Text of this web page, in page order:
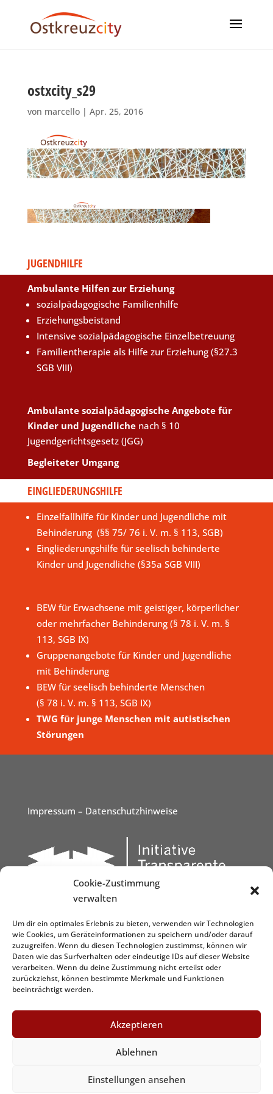
Cookie-Zustimmung
verwalten
Um dir ein optimales Erlebnis zu bieten, verwenden wir Technologien
wie Cookies, um Geräteinformationen zu speichern und/oder darauf
zuzugreifen. Wenn du diesen Technologien zustimmst, können wir
Daten wie das Surfverhalten oder eindeutige IDs auf dieser Website
verarbeiten. Wenn du deine Zustimmung nicht erteilst oder
zurückziehst, können bestimmte Merkmale und Funktionen
beeinträchtigt werden.
Akzeptieren
Ablehnen
Einstellungen ansehen
ostxcity_s29
von marcello| Apr. 25, 2016
JUGENDHILFE
Ambulante Hilfen zur Erziehung
sozialpädagogische Familienhilfe
Erziehungsbeistand
Intensive sozialpädagogische Einzelbetreuung
Familientherapie als Hilfe zur Erziehung (§27.3
SGB VIII)
Ambulante sozialpädagogische Angebote für
Kinder und Jugendliche nach § 10
Jugendgerichtsgesetz (JGG)
Begleiteter Umgang
EINGLIEDERUNGSHILFE
Einzelfallhilfe für Kinder und Jugendliche mit
Behinderung (§§ 75/ 76 i. V. m. § 113, SGB)
Eingliederungshilfe für seelisch behinderte
Kinder und Jugendliche (§35a SGB VIII)
BEW für Erwachsene mit geistiger, körperlicher
oder mehrfacher Behinderung (§ 78 i. V. m. §
113, SGB IX)
Gruppenangebote für Kinder und Jugendliche
mit Behinderung
BEW für seelisch behinderte Menschen
(§ 78 i. V. m. § 113, SGB IX)
TWG für junge Menschen mit autistischen
Störungen
Impressum – Datenschutzhinweise